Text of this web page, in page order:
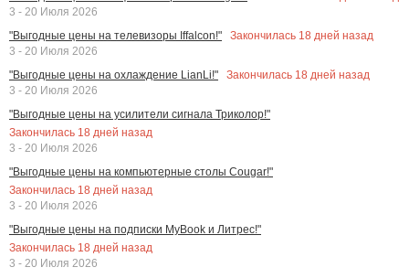
3 - 20 Июля 2026
"Выгодные цены на телевизоры Iffalcon!"
Закончилась 18 дней назад
3 - 20 Июля 2026
"Выгодные цены на охлаждение LianLi!"
Закончилась 18 дней назад
3 - 20 Июля 2026
"Выгодные цены на усилители сигнала Триколор!"
Закончилась 18 дней назад
3 - 20 Июля 2026
"Выгодные цены на компьютерные столы Cougar!"
Закончилась 18 дней назад
3 - 20 Июля 2026
"Выгодные цены на подписки MyBook и Литрес!"
Закончилась 18 дней назад
3 - 20 Июля 2026